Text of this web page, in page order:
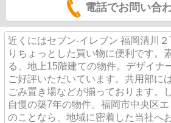
電話でお問い合
近くにはセブン‐イレブン 福岡清川
りちょっとした買い物に便利です。
る、地上15階建ての物件。デザイナ
ご好評いただいています。共用部に
ごみ置き場などが揃っております。
自慢の築7年の物件。福岡市中央区
のことなら、地域に密着した当社へ